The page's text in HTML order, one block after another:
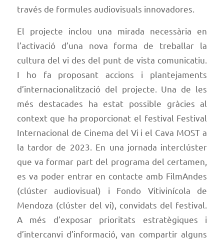
través de formules audiovisuals innovadores.
El projecte inclou una mirada necessària en
l’activació d’una nova forma de treballar la
cultura del vi des del punt de vista comunicatiu.
I ho fa proposant accions i plantejaments
d’internacionalització del projecte. Una de les
més destacades ha estat possible gràcies al
context que ha proporcionat el festival Festival
Internacional de Cinema del Vi i el Cava MOST a
la tardor de 2023. En una jornada interclúster
que va formar part del programa del certamen,
es va poder entrar en contacte amb FilmAndes
(clúster audiovisual) i Fondo Vitivinícola de
Mendoza (clúster del vi), convidats del festival.
A més d’exposar prioritats estratègiques i
d’intercanvi d’informació, van compartir alguns